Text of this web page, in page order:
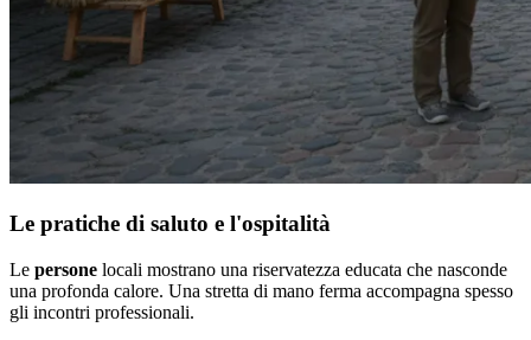
Le pratiche di saluto e l'ospitalità
Le persone locali mostrano una riservatezza educata che nasconde
una profonda calore. Una stretta di mano ferma accompagna spesso
gli incontri professionali.